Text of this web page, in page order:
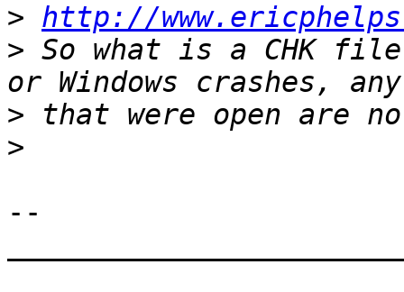
> http://
> So what is a CHK
>
>
--